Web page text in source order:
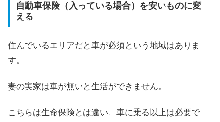
自動車保険（入っている場合）を安いものに変
える
住んでいるエリアだと車が必須という地域はありま
す。
妻の実家は車が無いと生活ができません。
こちらは生命保険とは違い、車に乗る以上は必要で